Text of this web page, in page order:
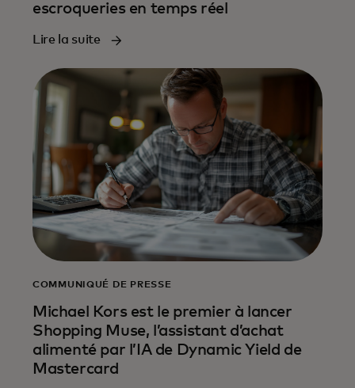
escroqueries en temps réel
Lire la suite
COMMUNIQUÉ DE PRESSE
Michael Kors est le premier à lancer
Shopping Muse, l’assistant d’achat
alimenté par l’IA de Dynamic Yield de
Mastercard